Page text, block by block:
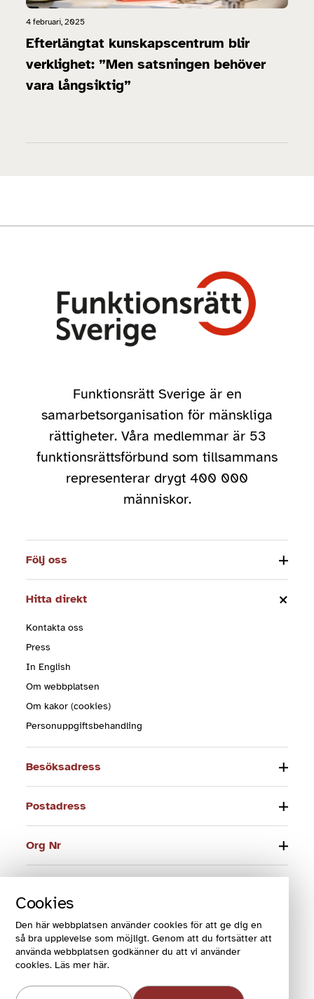
Cookies
Den här webbplatsen använder cookies för att ge dig en
så bra upplevelse som möjligt. Genom att du fortsätter att
använda webbplatsen godkänner du att vi använder
cookies. Läs mer här.
4 februari, 2025
Efterlängtat kunskapscentrum blir
verklighet: ”Men satsningen behöver
vara långsiktig”
Funktionsrätt Sverige är en
samarbetsorganisation för mänskliga
rättigheter. Våra medlemmar är 53
funktionsrättsförbund som tillsammans
representerar drygt 400 000
människor.
Följ oss
Hitta direkt
Kontakta oss
Press
In English
Om webbplatsen
Om kakor (cookies)
Personuppgiftsbehandling
Besöksadress
Postadress
Org Nr
E-post
© 2024 Funktionsrätt Sverige